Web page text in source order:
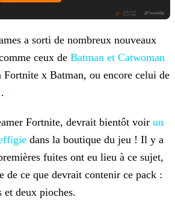
a sorti de nombreux nouveaux
ceux de Batman et Catwoman
Fortnite x Batman, ou encore celui de
.
Fortnite, devrait bientôt voir un
dans la boutique du jeu ! Il y a
fuites ont eu lieu à ce sujet,
de ce que devrait contenir ce pack :
et deux pioches.